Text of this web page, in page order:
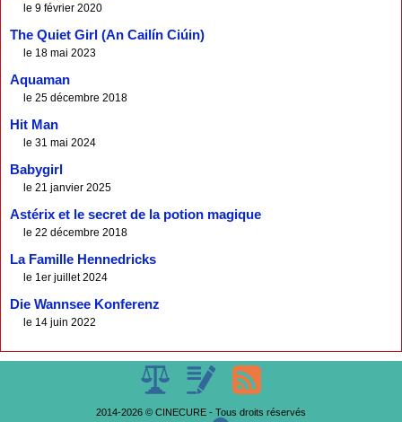
le 9 février 2020
The Quiet Girl (An Cailín Ciúin)
le 18 mai 2023
Aquaman
le 25 décembre 2018
Hit Man
le 31 mai 2024
Babygirl
le 21 janvier 2025
Astérix et le secret de la potion magique
le 22 décembre 2018
La Famille Hennedricks
le 1er juillet 2024
Die Wannsee Konferenz
le 14 juin 2022
2014-2026 © CINECURE - Tous droits réservés